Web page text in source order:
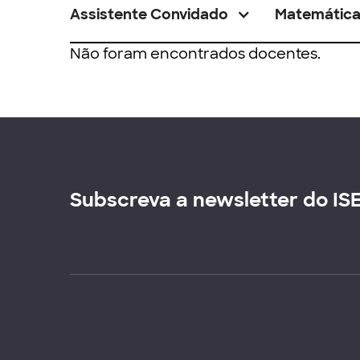
Assistente Convidado Matemática
Não foram encontrados docentes.
Subscreva a newsletter do